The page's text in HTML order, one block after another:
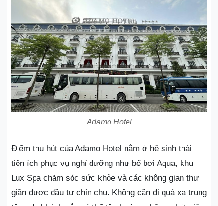
Adamo Hotel
Điểm thu hút của Adamo Hotel nằm ở hệ sinh thái
tiện ích phục vụ nghỉ dưỡng như bể bơi Aqua, khu
Lux Spa chăm sóc sức khỏe và các không gian thư
giãn được đầu tư chỉn chu. Không cần đi quá xa trung